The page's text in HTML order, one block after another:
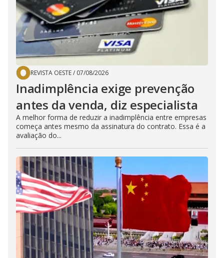
REVISTA OESTE/ 07/08/2026
Inadimplência exige prevenção
antes da venda, diz especialista
A melhor forma de reduzir a inadimplência entre empresas
começa antes mesmo da assinatura do contrato. Essa é a
avaliação do...